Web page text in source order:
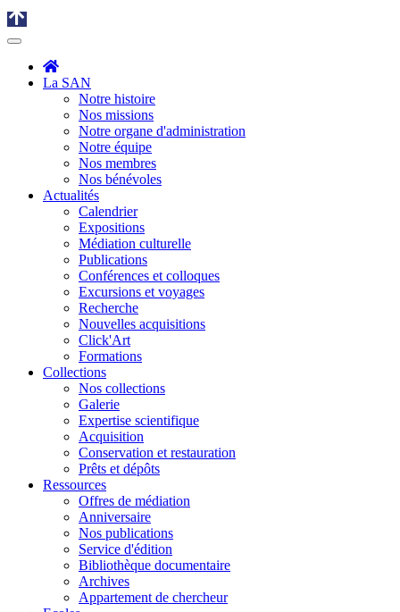
La SAN
Notre histoire
Nos missions
Notre organe d'administration
Notre équipe
Nos membres
Nos bénévoles
Actualités
Calendrier
Expositions
Médiation culturelle
Publications
Conférences et colloques
Excursions et voyages
Recherche
Nouvelles acquisitions
Click'Art
Formations
Collections
Nos collections
Galerie
Expertise scientifique
Acquisition
Conservation et restauration
Prêts et dépôts
Ressources
Offres de médiation
Anniversaire
Nos publications
Service d'édition
Bibliothèque documentaire
Archives
Appartement de chercheur